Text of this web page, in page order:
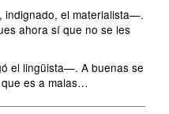
el materialista—.
ahora sí que no se les
el lingüista—. A buenas se
es a malas…